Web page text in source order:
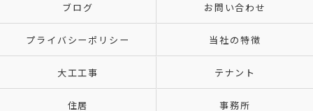
ブログ お問い合わせ
プライバシーポリシー 当社の特徴
大工工事 テナント
住居 事務所